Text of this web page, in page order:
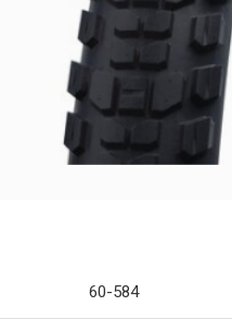
60-584